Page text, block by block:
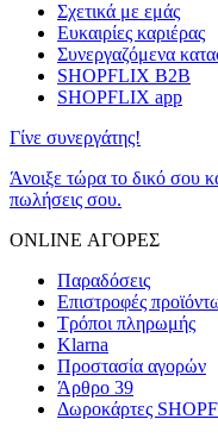
Σχετικά με εμάς
Ευκαιρίες καριέρας
Συνεργαζόμενα
SHOPFLIX B2B
SHOPFLIX app
Γίνε συνεργάτης!
Άνοιξε τώρα το δικό σου
πωλήσεις σου.
ONLINE ΑΓΟΡΕΣ
Παραδόσεις
Επιστροφές
Τρόποι πληρωμής
Klarna
Προστασία αγορών
Άρθρο 39
Δωροκάρτες